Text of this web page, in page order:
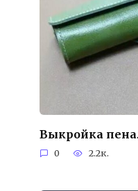
Выкройка
0 2.2к.